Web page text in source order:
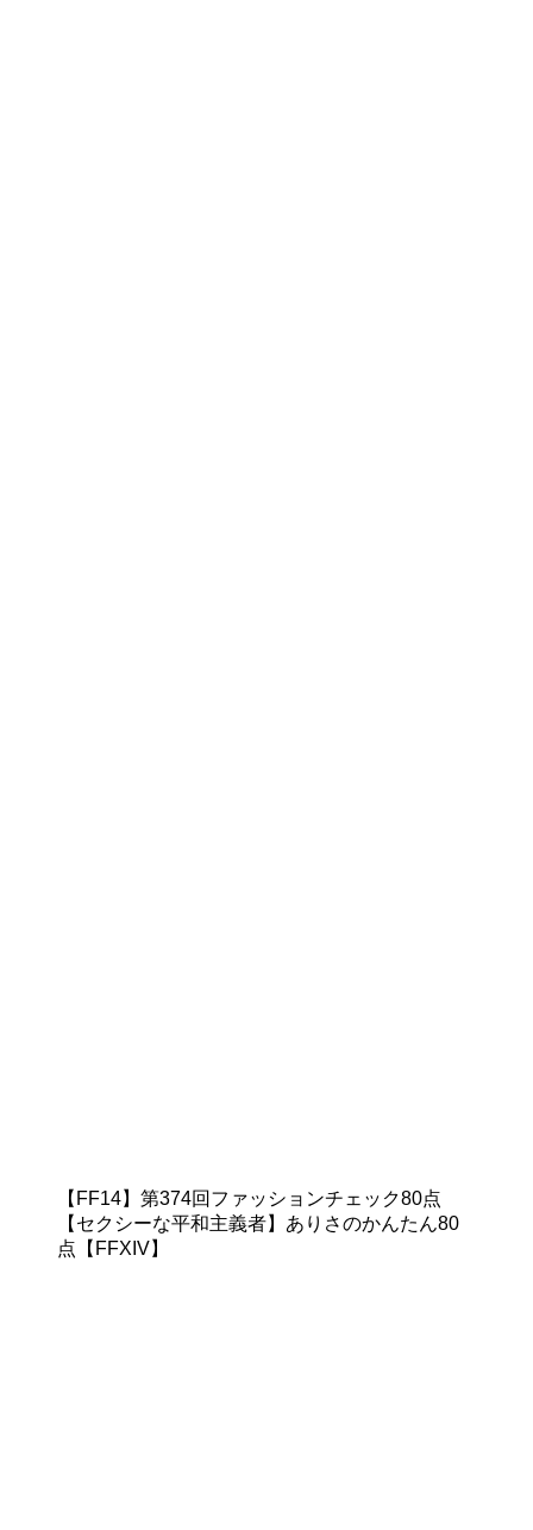
【FF14】第374回ファッションチェック80点
【セクシーな平和主義者】ありさのかんたん80
点【FFXIV】